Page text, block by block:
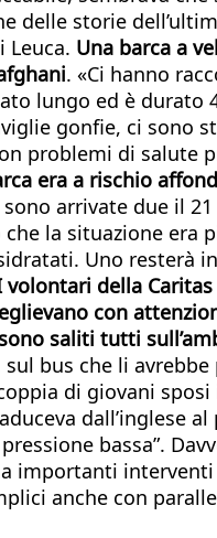
delle storie
Leuca. Una barca a
. «Ci hanno
lungo ed è
gonfie, ci sono
problemi di salute
era a rischio
arrivate due il
la situazione
Uno resterà
volontari della
con
saliti tutti
bus che li
di giovani
dall’inglese
bassa”.
importanti
anche con